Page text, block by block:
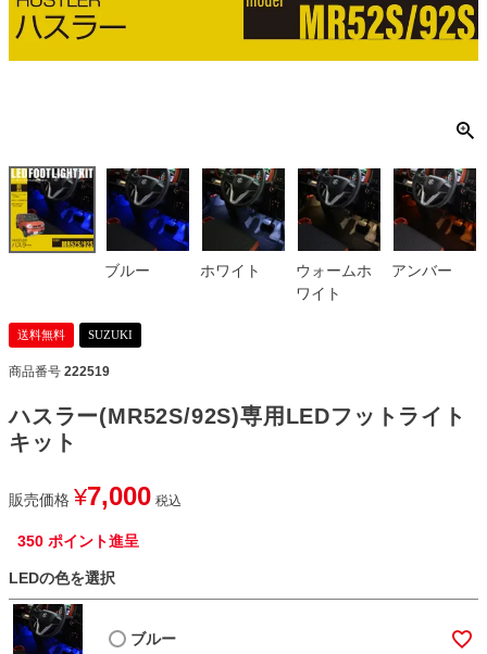
ブルー ホワイト
ウォームホ
ワイト
アンバー
送料無料 SUZUKI
商品番号 222519
ハスラー(MR52S/92S)専用LEDフットライト
キット
販売価格 ¥7,000 税込
350 ポイント進呈
LEDの色を選択
ブルー